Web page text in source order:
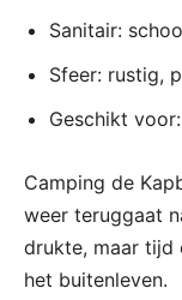
Sanitair:
Sfeer: rustig,
Geschikt
Camping de
weer teruggaat
drukte, maar tijd
het buitenleven.